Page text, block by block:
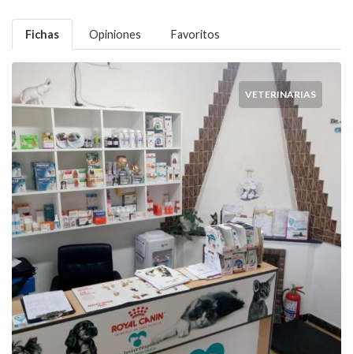
Fichas Opiniones Favoritos
VETERINARIAS